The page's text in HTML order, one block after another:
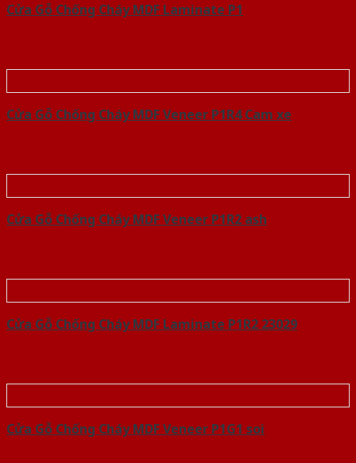
Cửa Gỗ Chống Cháy MDF Laminate P1
Cửa Gỗ Chống Cháy MDF Veneer P1R4 Cam xe
Cửa Gỗ Chống Cháy MDF Veneer P1R2 ash
Cửa Gỗ Chống Cháy MDF Laminate P1R2 23029
Cửa Gỗ Chống Cháy MDF Veneer P1G1 soi